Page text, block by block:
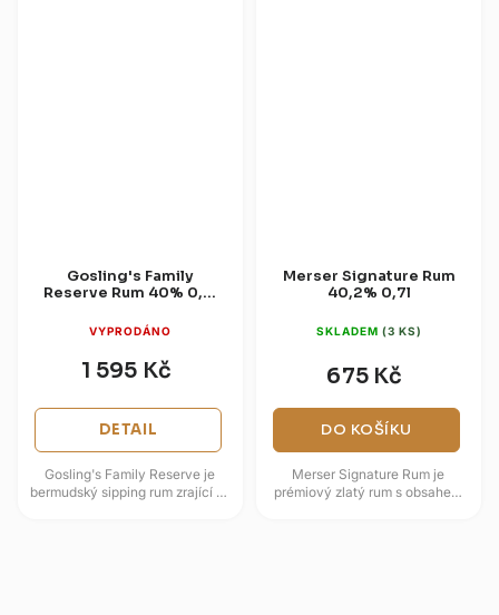
Gosling's Family
Reserve Rum 40% 0,7l
VYPRODÁNO
1 595 Kč
DETAIL
Gosling's Family Reserve je
bermudský sipping rum zrající 16
Merser Signature Rum
40,2% 0,7l
SKLADEM (3 KS)
675 Kč
DO KOŠÍKU
Merser Signature Rum je
prémiový zlatý rum s obsahem